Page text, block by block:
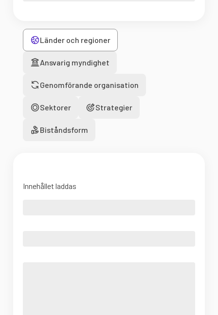
Länder och regioner
Ansvarig myndighet
Genomförande organisation
Sektorer Strategier
Biståndsform
Innehållet laddas